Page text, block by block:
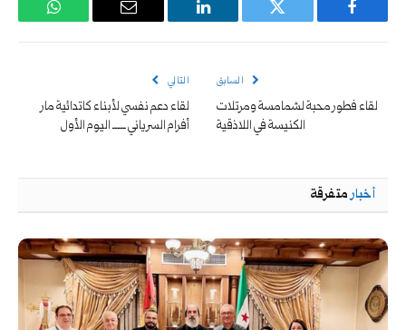
فيسبوك تويتر لينكدإن
البريد
واتساب
السابق
لقاء فطور محبة لشمامسة ومرتلات
الكنيسة في اللاذقية
التالي
لقاء دعم نفسي لأبناء كاتدائية مار
أفرام السرياني ـــــ اليوم الأول
أخبارمتفرقة